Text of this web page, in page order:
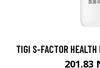
TIGI S-FACTOR
201.83